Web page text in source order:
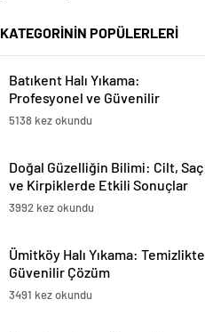
KATEGORİNİN POPÜLERLERİ
Batıkent Halı Yıkama:
Profesyonel ve Güvenilir
Hizmetler
5138 kez okundu
Doğal Güzelliğin Bilimi: Cilt, Saç
ve Kirpiklerde Etkili Sonuçlar
3992 kez okundu
Ümitköy Halı Yıkama: Temizlikte
Güvenilir Çözüm
3491 kez okundu